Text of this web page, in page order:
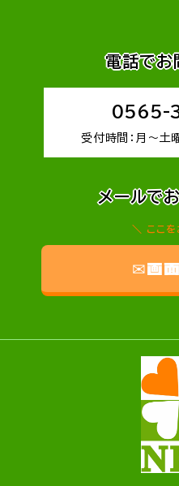
電話でお
0565-
受付時間：月～
メールで
ここを
✉画